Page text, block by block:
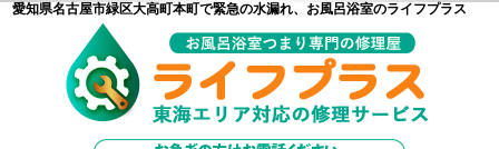
愛知県名古屋市緑区大高町本町で緊急の水漏れ、お風呂浴室のライフプラス